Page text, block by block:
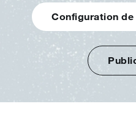
Configuration de